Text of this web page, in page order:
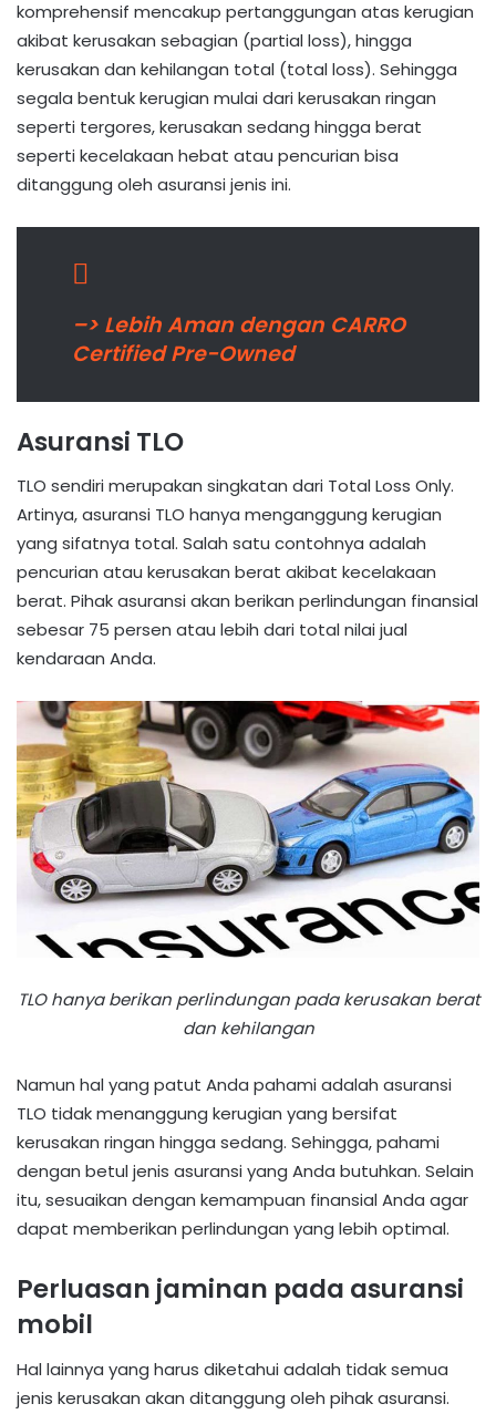
komprehensif mencakup pertanggungan atas kerugian
akibat kerusakan sebagian (partial loss), hingga
kerusakan dan kehilangan total (total loss). Sehingga
segala bentuk kerugian mulai dari kerusakan ringan
seperti tergores, kerusakan sedang hingga berat
seperti kecelakaan hebat atau pencurian bisa
ditanggung oleh asuransi jenis ini.
–> Lebih Aman dengan CARRO
Certified Pre-Owned
Asuransi TLO
TLO sendiri merupakan singkatan dari Total Loss Only.
Artinya, asuransi TLO hanya menganggung kerugian
yang sifatnya total. Salah satu contohnya adalah
pencurian atau kerusakan berat akibat kecelakaan
berat. Pihak asuransi akan berikan perlindungan finansial
sebesar 75 persen atau lebih dari total nilai jual
kendaraan Anda.
TLO hanya berikan perlindungan pada kerusakan berat
dan kehilangan
Namun hal yang patut Anda pahami adalah asuransi
TLO tidak menanggung kerugian yang bersifat
kerusakan ringan hingga sedang. Sehingga, pahami
dengan betul jenis asuransi yang Anda butuhkan. Selain
itu, sesuaikan dengan kemampuan finansial Anda agar
dapat memberikan perlindungan yang lebih optimal.
Perluasan jaminan pada asuransi
mobil
Hal lainnya yang harus diketahui adalah tidak semua
jenis kerusakan akan ditanggung oleh pihak asuransi.